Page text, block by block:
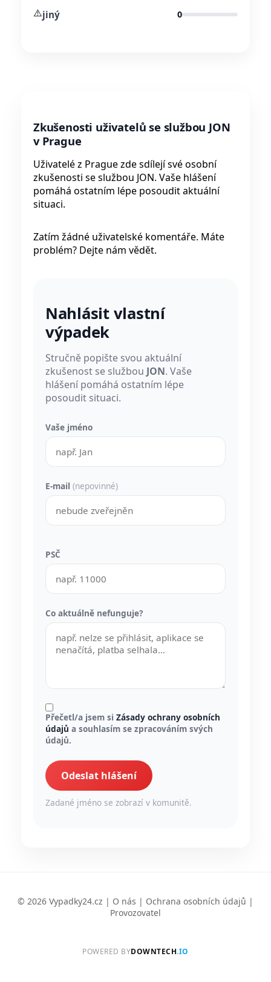
⚠️jiný 0
Zkušenosti uživatelů se službou JON
v Prague
Uživatelé z Prague zde sdílejí své osobní
zkušenosti se službou JON. Vaše hlášení
pomáhá ostatním lépe posoudit aktuální
situaci.
Zatím žádné uživatelské komentáře. Máte
problém? Dejte nám vědět.
Nahlásit vlastní
výpadek
Stručně popište svou aktuální
zkušenost se službou JON. Vaše
hlášení pomáhá ostatním lépe
posoudit situaci.
Vaše jméno
E-mail (nepovinné)
PSČ
Co aktuálně nefunguje?
Přečetl/a jsem si Zásady ochrany osobních
údajů a souhlasím se zpracováním svých
údajů.
Odeslat hlášení
Zadané jméno se zobrazí v komunitě.
© 2026 Vypadky24.cz | O nás | Ochrana osobních údajů |
Provozovatel
POWERED BYDOWNTECH.IO